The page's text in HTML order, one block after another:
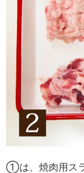
①は、焼肉用ス